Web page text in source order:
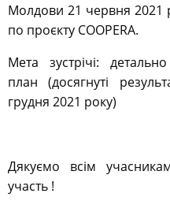
Молдови 21 червня 2021
по проєкту COOPERA.
Мета зустрічі:
план (досягнуті
грудня 2021 року)
Дякуємо всім
участь !